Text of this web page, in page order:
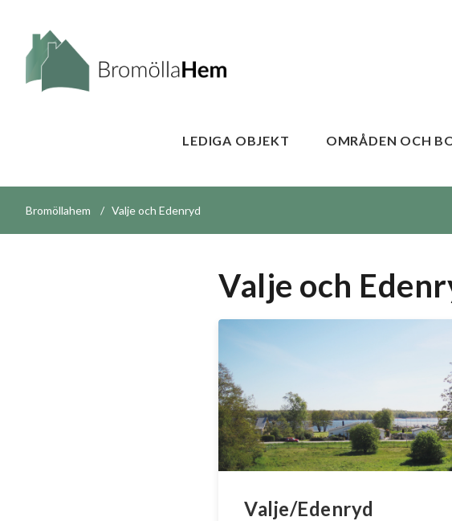
LEDIGA OBJEKT OMRÅDEN OCH
Bromöllahem Valje och Edenryd
Valje och
Valje/Edenryd